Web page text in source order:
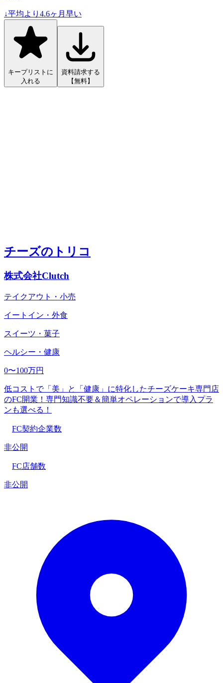
↓平均より 4.6ヶ月早い
キープリストに
入れる
資料請求する
【無料】
チーズのトリコ
株式会社Clutch
テイクアウト・小売
イートイン・外食
スイーツ・菓子
ヘルシー・健康
0〜100万円
低コストで「美」と「健康」に特化したチーズケーキ専門店
のFC開業！専門知識不要＆簡単オペレーションで導入プラ
ンも選べる！
FC契約企業数
非公開
FC店舗数
非公開